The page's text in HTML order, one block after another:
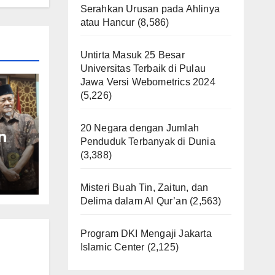
Serahkan Urusan pada Ahlinya
atau Hancur (8,586)
Untirta Masuk 25 Besar
Universitas Terbaik di Pulau
Jawa Versi Webometrics 2024
(5,226)
20 Negara dengan Jumlah
Penduduk Terbanyak di Dunia
(3,388)
Misteri Buah Tin, Zaitun, dan
Delima dalam Al Qur’an (2,563)
Program DKI Mengaji Jakarta
Islamic Center (2,125)